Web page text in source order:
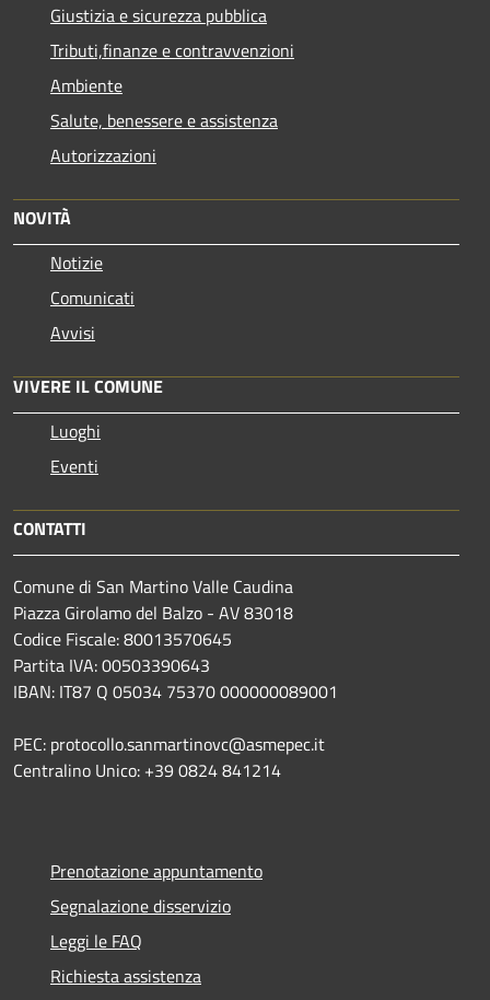
Giustizia e sicurezza pubblica
Tributi,finanze e contravvenzioni
Ambiente
Salute, benessere e assistenza
Autorizzazioni
NOVITÀ
Notizie
Comunicati
Avvisi
VIVERE IL COMUNE
Luoghi
Eventi
CONTATTI
Comune di San Martino Valle Caudina
Piazza Girolamo del Balzo - AV 83018
Codice Fiscale: 80013570645
Partita IVA: 00503390643
IBAN: IT87 Q 05034 75370 000000089001
PEC: protocollo.sanmartinovc@asmepec.it
Centralino Unico: +39 0824 841214
Prenotazione appuntamento
Segnalazione disservizio
Leggi le FAQ
Richiesta assistenza